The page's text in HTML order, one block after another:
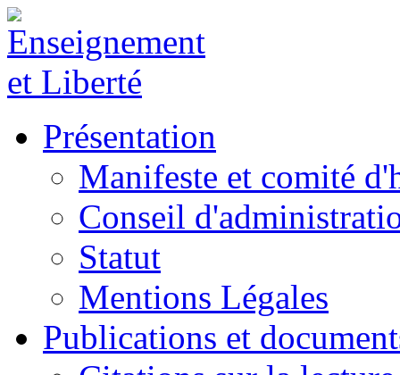
Présentation
Manifeste et comité
Conseil
Statut
Mentions Légales
Publications et